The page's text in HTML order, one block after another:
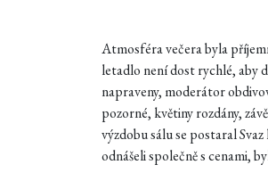
Atmosféra večera byla
letadlo není dost rychlé, aby
napraveny, moderátor
pozorné, květiny rozdány,
výzdobu sálu se postaral
odnášeli společně s cenami,